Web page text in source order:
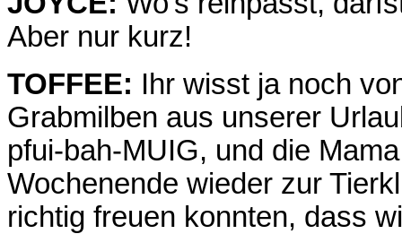
Aber nur kurz!
TOFFEE: Ihr wisst ja noch
Grabmilben aus unserer
pfui-bah-MUIG, und die
Wochenende wieder zur
richtig freuen konnten, dass